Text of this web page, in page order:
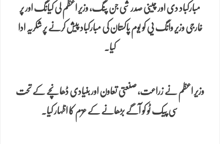
مبارکباد دی اور چینی صدر شی جن پنگ، وزیر اعظم لی کیانگ اور پر
خارجی وزیر وانگ یی کو یوم پاکستان کی مبارکباد پیش کرنے پر شکریہ ادا
کیا۔
وزیر اعظم نے زراعت، صنعتی تعاون اور بنیادی ڈھانچے کے تحت
سی پیک ٹو کو آگے بڑھانے کے عزم کا اظہار کیا۔